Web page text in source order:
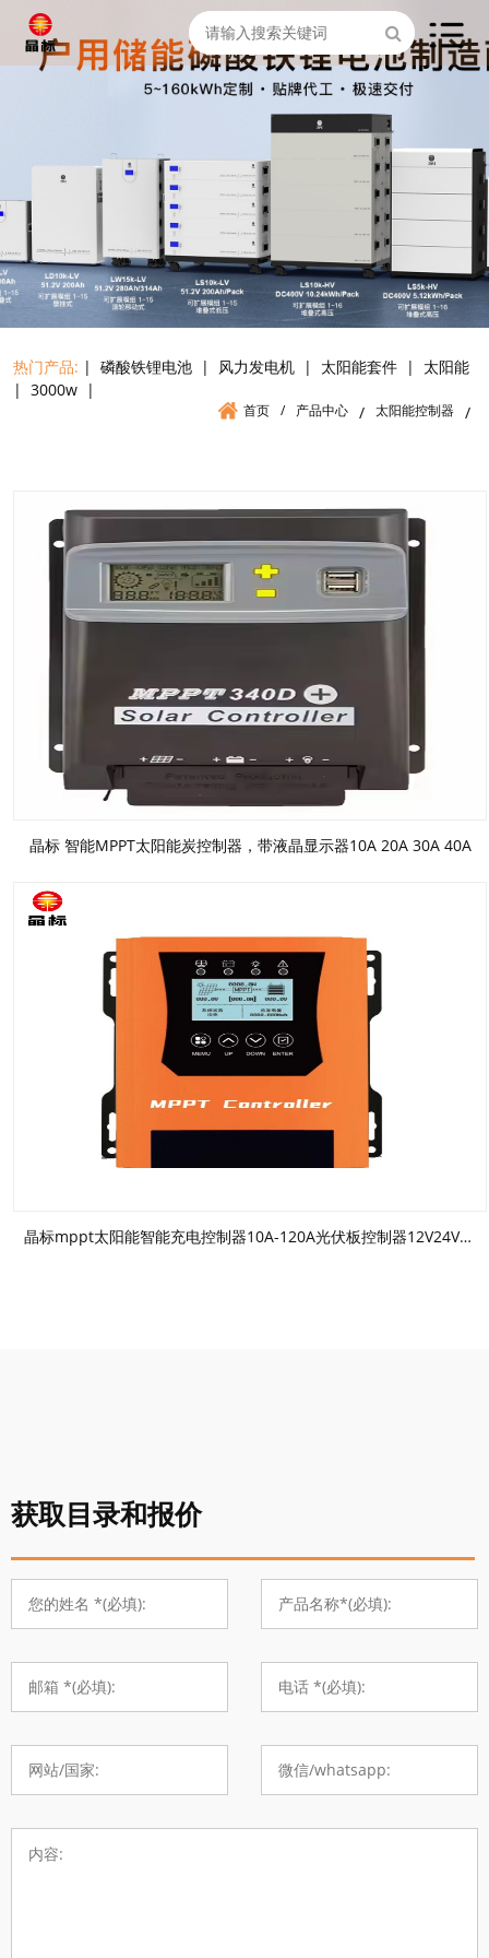
热门产品: | 磷酸铁锂电池 | 风力发电机 | 太阳能套件 |
太阳能
| 3000w |
首页 / 产品中心 / 太阳能控制器 /
晶标 智能MPPT太阳能炭控制器，带液晶显示器10A 20A 30A 40A
晶标mppt太阳能智能充电控制器10A-120A光伏板控制器12V24V48V96V
获取目录和报价